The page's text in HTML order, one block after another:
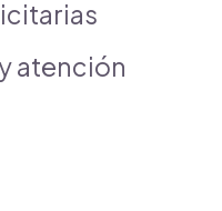
atención